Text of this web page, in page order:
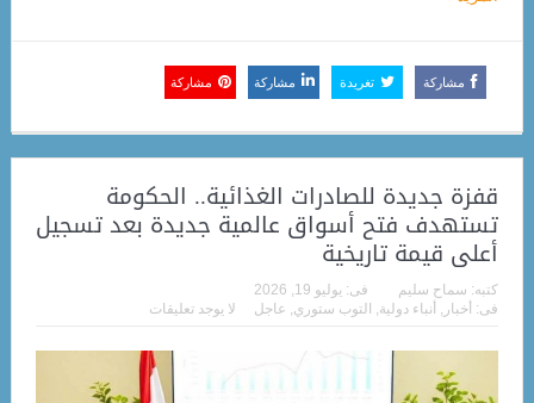
مشاركة تغريدة مشاركة مشاركة
قفزة جديدة للصادرات الغذائية.. الحكومة
تستهدف فتح أسواق عالمية جديدة بعد تسجيل
أعلى قيمة تاريخية
كتبه: سماح سليم فى: يوليو 19, 2026
فى: أخبار أنباء دولية التوب ستوري عاجل لا يوجد تعليقات